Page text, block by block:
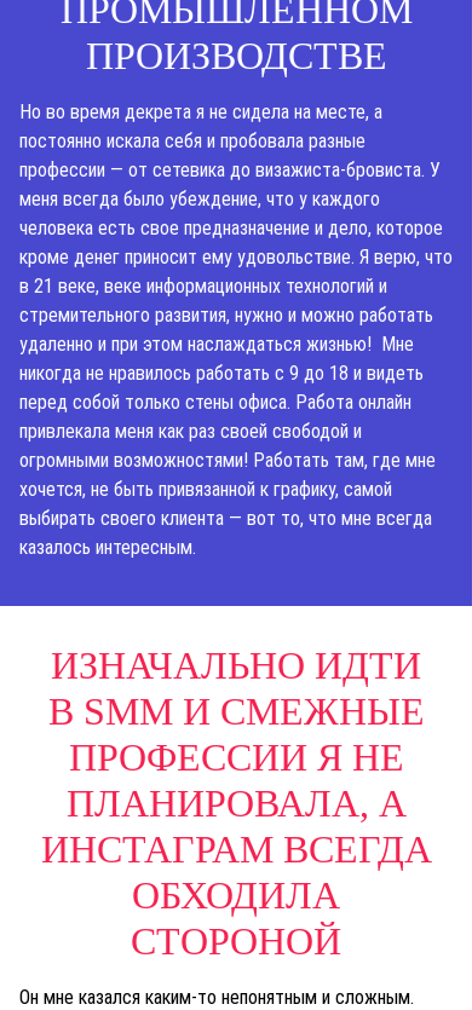
ПРОМЫШЛЕННОМ
ПРОИЗВОДСТВЕ
Но во время декрета я не сидела на месте, а
постоянно искала себя и пробовала разные
профессии — от сетевика до визажиста-бровиста. У
меня всегда было убеждение, что у каждого
человека есть свое предназначение и дело, которое
кроме денег приносит ему удовольствие. Я верю, что
в 21 веке, веке информационных технологий и
стремительного развития, нужно и можно работать
удаленно и при этом наслаждаться жизнью! Мне
никогда не нравилось работать с 9 до 18 и видеть
перед собой только стены офиса. Работа онлайн
привлекала меня как раз своей свободой и
огромными возможностями! Работать там, где мне
хочется, не быть привязанной к графику, самой
выбирать своего клиента — вот то, что мне всегда
казалось интересным.
ИЗНАЧАЛЬНО ИДТИ
В SMM И СМЕЖНЫЕ
ПРОФЕССИИ Я НЕ
ПЛАНИРОВАЛА, А
ИНСТАГРАМ ВСЕГДА
ОБХОДИЛА
СТОРОНОЙ
Он мне казался каким-то непонятным и сложным.